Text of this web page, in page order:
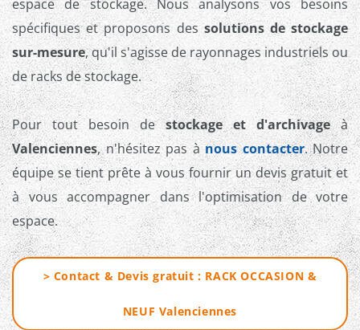
espace de stockage. Nous analysons vos besoins
spécifiques et proposons dessolutions de stockage
sur-mesure, qu'il s'agisse de rayonnages industriels ou
de racks de stockage.
Pour tout besoin destockage et d'archivageà
Valenciennes, n'hésitez pas ànous contacter. Notre
équipe se tient prête à vous fournir un devis gratuit et
à vous accompagner dans l'optimisation de votre
espace.
> Contact & Devis gratuit : RACK OCCASION &
NEUF Valenciennes